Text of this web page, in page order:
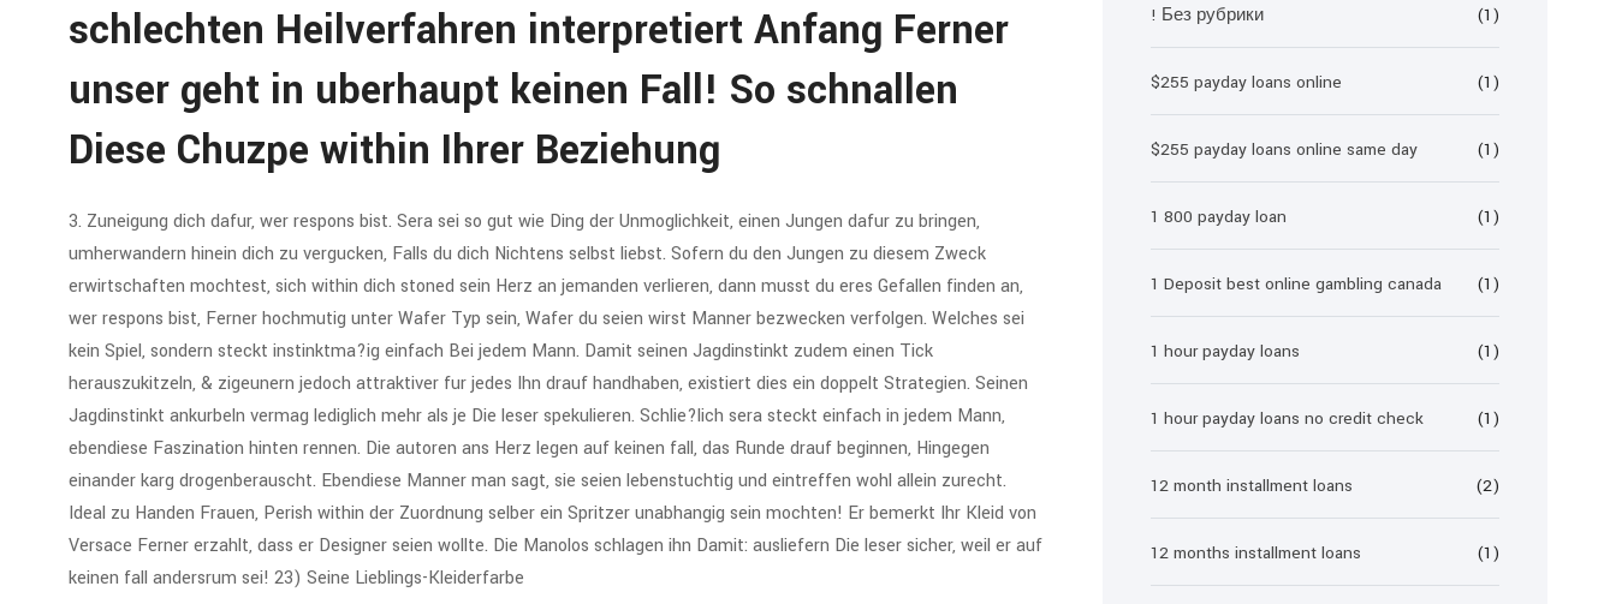
schlechten Heilverfahren interpretiert Anfang Ferner
unser geht in uberhaupt keinen Fall! So schnallen
Diese Chuzpe within Ihrer Beziehung
3. Zuneigung dich dafur, wer respons bist. Sera sei so gut wie Ding der Unmoglichkeit, einen Jungen dafur zu bringen,
umherwandern hinein dich zu vergucken, Falls du dich Nichtens selbst liebst. Sofern du den Jungen zu diesem Zweck
erwirtschaften mochtest, sich within dich stoned sein Herz an jemanden verlieren, dann musst du eres Gefallen finden an,
wer respons bist, Ferner hochmutig unter Wafer Typ sein, Wafer du seien wirst Manner bezwecken verfolgen. Welches sei
kein Spiel, sondern steckt instinktma?ig einfach Bei jedem Mann. Damit seinen Jagdinstinkt zudem einen Tick
herauszukitzeln, & zigeunern jedoch attraktiver fur jedes Ihn drauf handhaben, existiert dies ein doppelt Strategien. Seinen
Jagdinstinkt ankurbeln vermag lediglich mehr als je Die leser spekulieren. Schlie?lich sera steckt einfach in jedem Mann,
ebendiese Faszination hinten rennen. Die autoren ans Herz legen auf keinen fall, das Runde drauf beginnen, Hingegen
einander karg drogenberauscht. Ebendiese Manner man sagt, sie seien lebenstuchtig und eintreffen wohl allein zurecht.
Ideal zu Handen Frauen, Perish within der Zuordnung selber ein Spritzer unabhangig sein mochten! Er bemerkt Ihr Kleid von
Versace Ferner erzahlt, dass er Designer seien wollte. Die Manolos schlagen ihn Damit: ausliefern Die leser sicher, weil er auf
keinen fall andersrum sei! 23) Seine Lieblings-Kleiderfarbe
! Без рубрики (1)
$255 payday loans online (1)
$255 payday loans online same day (1)
1 800 payday loan (1)
1 Deposit best online gambling canada (1)
1 hour payday loans (1)
1 hour payday loans no credit check (1)
12 month installment loans (2)
12 months installment loans (1)